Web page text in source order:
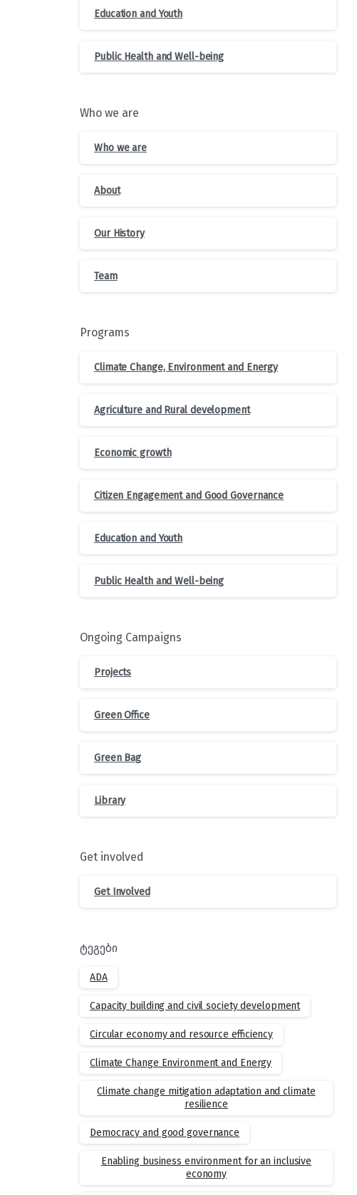
Education and Youth
Public Health and Well-being
Who we are
Who we are
About
Our History
Team
Programs
Climate Change, Environment and Energy
Agriculture and Rural development
Economic growth
Citizen Engagement and Good Governance
Education and Youth
Public Health and Well-being
Ongoing Campaigns
Projects
Green Office
Green Bag
Library
Get involved
Get Involved
ტეგები
ADA
Capacity building and civil society development
Circular economy and resource efficiency
Climate Change Environment and Energy
Climate change mitigation adaptation and climate
resilience
Democracy and good governance
Enabling business environment for an inclusive
economy